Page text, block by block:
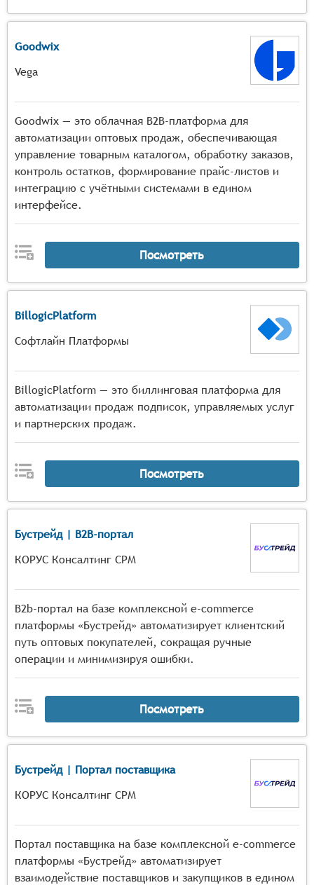
Goodwix
Vega
Goodwix — это облачная B2B-платформа для
автоматизации оптовых продаж, обеспечивающая
управление товарным каталогом, обработку заказов,
контроль остатков, формирование прайс-листов и
интеграцию с учётными системами в едином
интерфейсе.
Посмотреть
BillogicPlatform
Софтлайн Платформы
BillogicPlatform — это биллинговая платформа для
автоматизации продаж подписок, управляемых услуг
и партнерских продаж.
Посмотреть
Бустрейд | B2B-портал
КОРУС Консалтинг СРМ
B2b-портал на базе комплексной e-commerce
платформы «Бустрейд» автоматизирует клиентский
путь оптовых покупателей, сокращая ручные
операции и минимизируя ошибки.
Посмотреть
Бустрейд | Портал поставщика
КОРУС Консалтинг СРМ
Портал поставщика на базе комплексной e-commerce
платформы «Бустрейд» автоматизирует
взаимодействие поставщиков и закупщиков в едином